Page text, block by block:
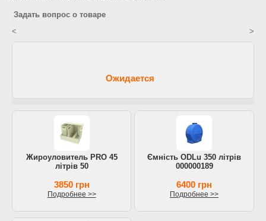
Задать вопрос о товаре
<
>
Ожидается
Жироуловитель PRO 45
літрів 50
3850 грн
Подробнее >>
Ємність ODLu 350 літрів
000000189
6400 грн
Подробнее >>